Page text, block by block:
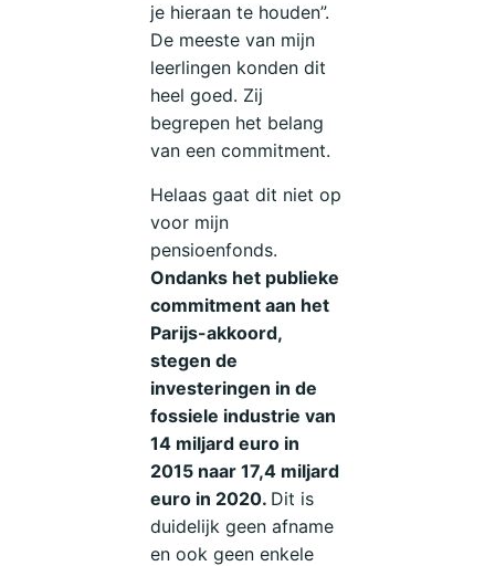
je hieraan te houden”.
De meeste van mijn
leerlingen konden dit
heel goed. Zij
begrepen het belang
van een commitment.
Helaas gaat dit niet op
voor mijn
pensioenfonds.
Ondanks het publieke
commitment aan het
Parijs-akkoord,
stegen de
investeringen in de
fossiele industrie van
14 miljard euro in
2015 naar 17,4 miljard
euro in 2020. Dit is
duidelijk geen afname
en ook geen enkele